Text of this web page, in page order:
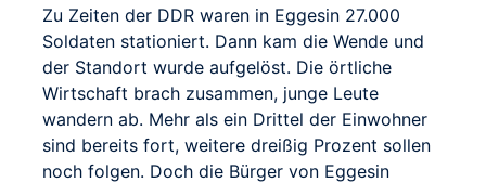
Zu Zeiten der DDR waren in Eggesin 27.000
Soldaten stationiert. Dann kam die Wende und
der Standort wurde aufgelöst. Die örtliche
Wirtschaft brach zusammen, junge Leute
wandern ab. Mehr als ein Drittel der Einwohner
sind bereits fort, weitere dreißig Prozent sollen
noch folgen. Doch die Bürger von Eggesin